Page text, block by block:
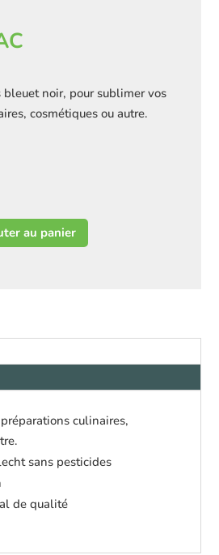
bleuet noir, pour sublimer vos
cosmétiques ou autre.
au panier
culinaires,
sans pesticides
de qualité